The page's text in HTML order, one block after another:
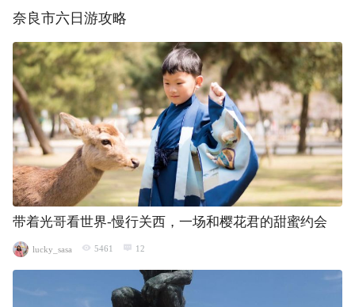
奈良市六 日游攻略
带着光哥看世界-慢行关西，一场和樱花君的甜蜜约会
lucky_sasa 5461 12